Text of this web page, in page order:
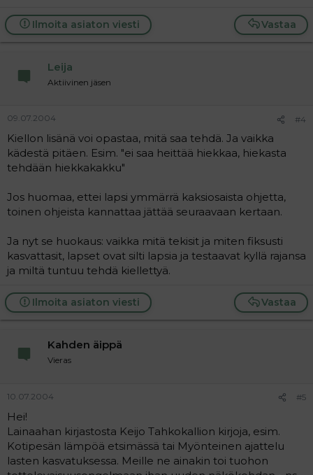
Vastaa
Ilmoita asiaton viesti
Leija
Aktiivinen jäsen
09.07.2004 #4
Kiellon lisänä voi opastaa, mitä saa tehdä. Ja vaikka
kädestä pitäen. Esim. "ei saa heittää hiekkaa, hiekasta
tehdään hiekkakakku"
Jos huomaa, ettei lapsi ymmärrä kaksiosaista ohjetta,
toinen ohjeista kannattaa jättää seuraavaan kertaan.
Ja nyt se huokaus: vaikka mitä tekisit ja miten fiksusti
kasvattasit, lapset ovat silti lapsia ja testaavat kyllä rajansa
ja miltä tuntuu tehdä kiellettyä.
Vastaa
Ilmoita asiaton viesti
Kahden äippä
Vieras
10.07.2004 #5
Hei!
Lainaahan kirjastosta Keijo Tahkokallion kirjoja, esim.
Kotipesän lämpöä etsimässä tai Myönteinen ajattelu
lasten kasvatuksessa. Meille ne ainakin toi tuohon